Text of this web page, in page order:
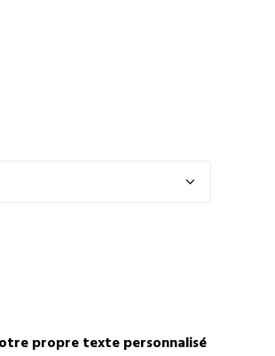
propre texte personnalisé